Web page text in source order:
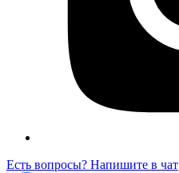
Есть вопросы? Напишите в чат